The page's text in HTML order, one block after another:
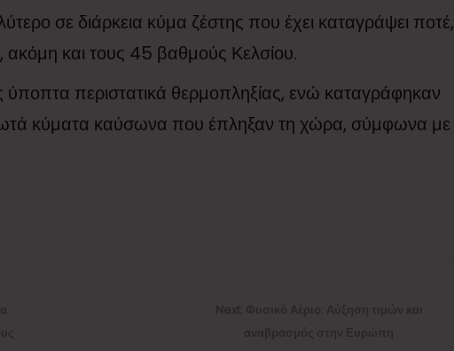
σε διάρκεια κύμα ζέστης που έχει καταγράψει ποτέ,
ακόμη και τους 45 βαθμούς Κελσίου.
ύποπτα περιστατικά θερμοπληξίας, ενώ καταγράφηκαν
κύματα καύσωνα που έπληξαν τη χώρα, σύμφωνα με